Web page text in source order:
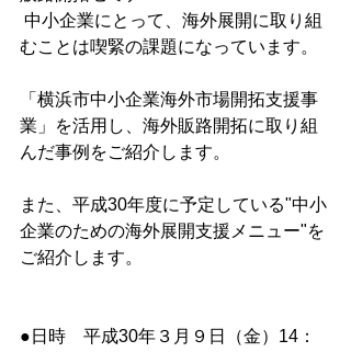
むことは喫緊の課題になっています。
「横浜市中小企業海外市場開拓支援事
業」を活用し、海外販路開拓に取り組
んだ事例をご紹介します。
また、平成30年度に予定している"中小
企業のための海外展開支援メニュー"を
ご紹介します。
●日時　平成30年３月９日（金）14：